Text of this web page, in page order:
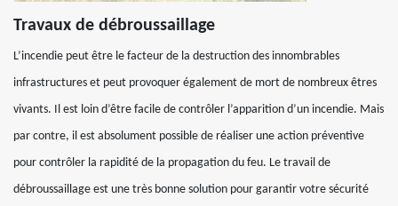
Travaux de débroussaillage
L’incendie peut être le facteur de la destruction des innombrables
infrastructures et peut provoquer également de mort de nombreux êtres
vivants. Il est loin d’être facile de contrôler l’apparition d’un incendie. Mais
par contre, il est absolument possible de réaliser une action préventive
pour contrôler la rapidité de la propagation du feu. Le travail de
débroussaillage est une très bonne solution pour garantir votre sécurité